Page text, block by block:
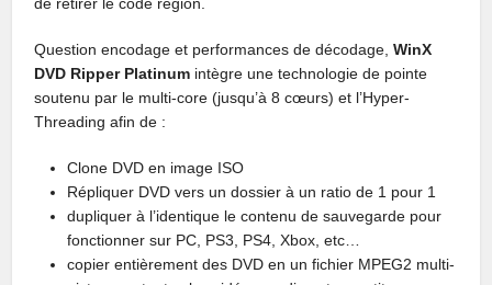
Question encodage et performances de décodage,WinX
DVD Ripper Platinum intègre une technologie de pointe
soutenu par le multi-core (jusqu’à 8 cœurs) et l’Hyper-
Threading afin de :
Clone DVD en image ISO
Répliquer DVD vers un dossier à un ratio de 1 pour 1
dupliquer à l’identique le contenu de sauvegarde pour
fonctionner sur PC, PS3, PS4, Xbox, etc…
copier entièrement des DVD en un fichier MPEG2 multi-